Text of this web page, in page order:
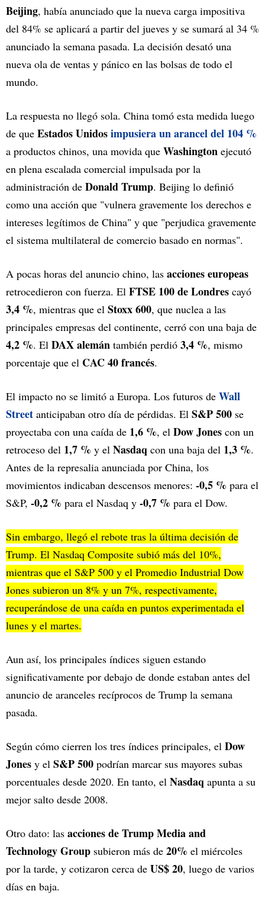
Beijing, había anunciado que la nueva carga impositiva
del 84% se aplicará a partir del jueves y se sumará al 34 %
anunciado la semana pasada. La decisión desató una
nueva ola de ventas y pánico en las bolsas de todo el
mundo.
La respuesta no llegó sola. China tomó esta medida luego
de que Estados Unidosimpusiera un arancel del 104 %
a productos chinos, una movida que Washington ejecutó
en plena escalada comercial impulsada por la
administración de Donald Trump. Beijing lo definió
como una acción que "vulnera gravemente los derechos e
intereses legítimos de China" y que "perjudica gravemente
el sistema multilateral de comercio basado en normas".
A pocas horas del anuncio chino, las acciones europeas
retrocedieron con fuerza. El FTSE 100 de Londres cayó
3,4 %, mientras que el Stoxx 600, que nuclea a las
principales empresas del continente, cerró con una baja de
4,2 %. El DAX alemán también perdió 3,4 %, mismo
porcentaje que el CAC 40 francés.
El impacto no se limitó a Europa. Los futuros de Wall
Street anticipaban otro día de pérdidas. El S&P 500 se
proyectaba con una caída de 1,6 %, el Dow Jones con un
retroceso del 1,7 % y el Nasdaq con una baja del 1,3 %.
Antes de la represalia anunciada por China, los
movimientos indicaban descensos menores: -0,5 % para el
S&P, -0,2 % para el Nasdaq y -0,7 % para el Dow.
Sin embargo, llegó el rebote tras la última decisión de
Trump. El Nasdaq Composite subió más del 10%,
mientras que el S&P 500 y el Promedio Industrial Dow
Jones subieron un 8% y un 7%, respectivamente,
recuperándose de una caída en puntos experimentada el
lunes y el martes.
Aun así, los principales índices siguen estando
significativamente por debajo de donde estaban antes del
anuncio de aranceles recíprocos de Trump la semana
pasada.
Según cómo cierren los tres índices principales, el Dow
Jones y el S&P 500 podrían marcar sus mayores subas
porcentuales desde 2020. En tanto, el Nasdaq apunta a su
mejor salto desde 2008.
Otro dato: las acciones de Trump Media and
Technology Group subieron más de 20% el miércoles
por la tarde, y cotizaron cerca de US$ 20, luego de varios
días en baja.